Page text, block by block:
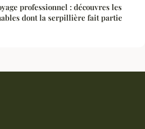
professionnel : découvres les
dont la serpillière fait partie